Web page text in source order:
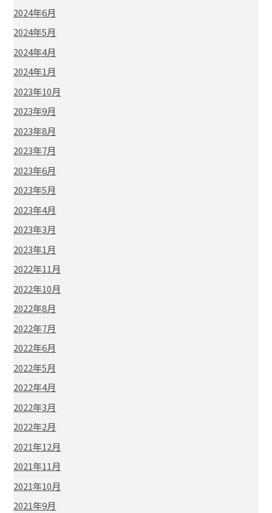
2024年6月
2024年5月
2024年4月
2024年1月
2023年10月
2023年9月
2023年8月
2023年7月
2023年6月
2023年5月
2023年4月
2023年3月
2023年1月
2022年11月
2022年10月
2022年8月
2022年7月
2022年6月
2022年5月
2022年4月
2022年3月
2022年2月
2021年12月
2021年11月
2021年10月
2021年9月